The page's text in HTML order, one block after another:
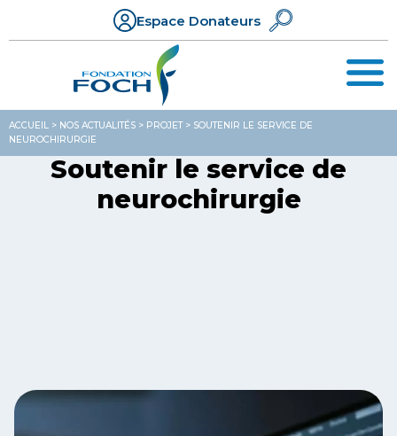
Espace Donateurs
ACCUEIL > NOS ACTUALITÉS > PROJET> SOUTENIR LE SERVICE DE
NEUROCHIRURGIE ​
Soutenir le service de
neurochirurgie